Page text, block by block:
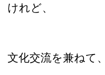
けれど、
文化交流を兼ねて、